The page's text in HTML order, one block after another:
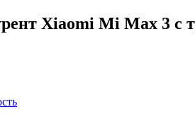
Xiaomi Mi Max 3 с